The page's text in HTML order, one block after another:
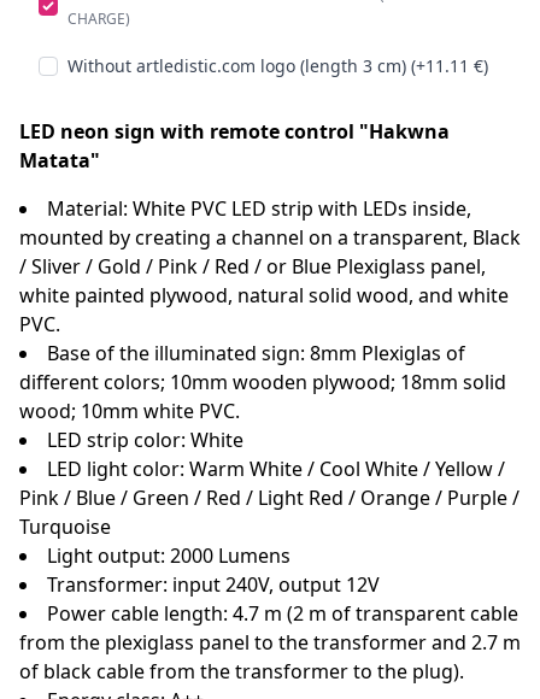
CHARGE)
Without artledistic.com logo (length 3 cm) (+11.11 €)
LED neon sign with remote control "Hakwna
Matata"
Material: White PVC LED strip with LEDs inside,
mounted by creating a channel on a transparent, Black
/ Sliver / Gold / Pink / Red / or Blue Plexiglass panel,
white painted plywood, natural solid wood, and white
PVC.
Base of the illuminated sign: 8mm Plexiglas of
different colors; 10mm wooden plywood; 18mm solid
wood; 10mm white PVC.
LED strip color: White
LED light color: Warm White / Cool White / Yellow /
Pink / Blue / Green / Red / Light Red / Orange / Purple /
Turquoise
Light output: 2000 Lumens
Transformer: input 240V, output 12V
Power cable length: 4.7 m (2 m of transparent cable
from the plexiglass panel to the transformer and 2.7 m
of black cable from the transformer to the plug).